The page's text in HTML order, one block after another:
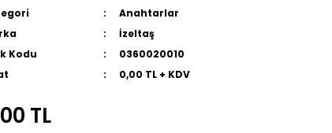
Anahtarlar
İzeltaş
Kodu
0360020010
0,00 TL + KDV
TL